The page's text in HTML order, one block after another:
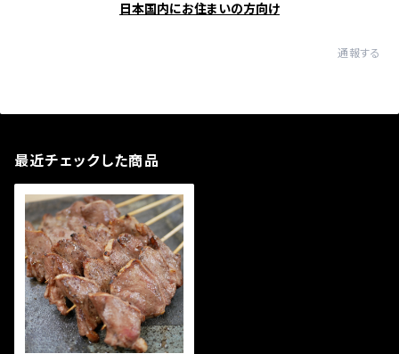
日本国内にお住まいの方向け
通報する
最近チェックした商品